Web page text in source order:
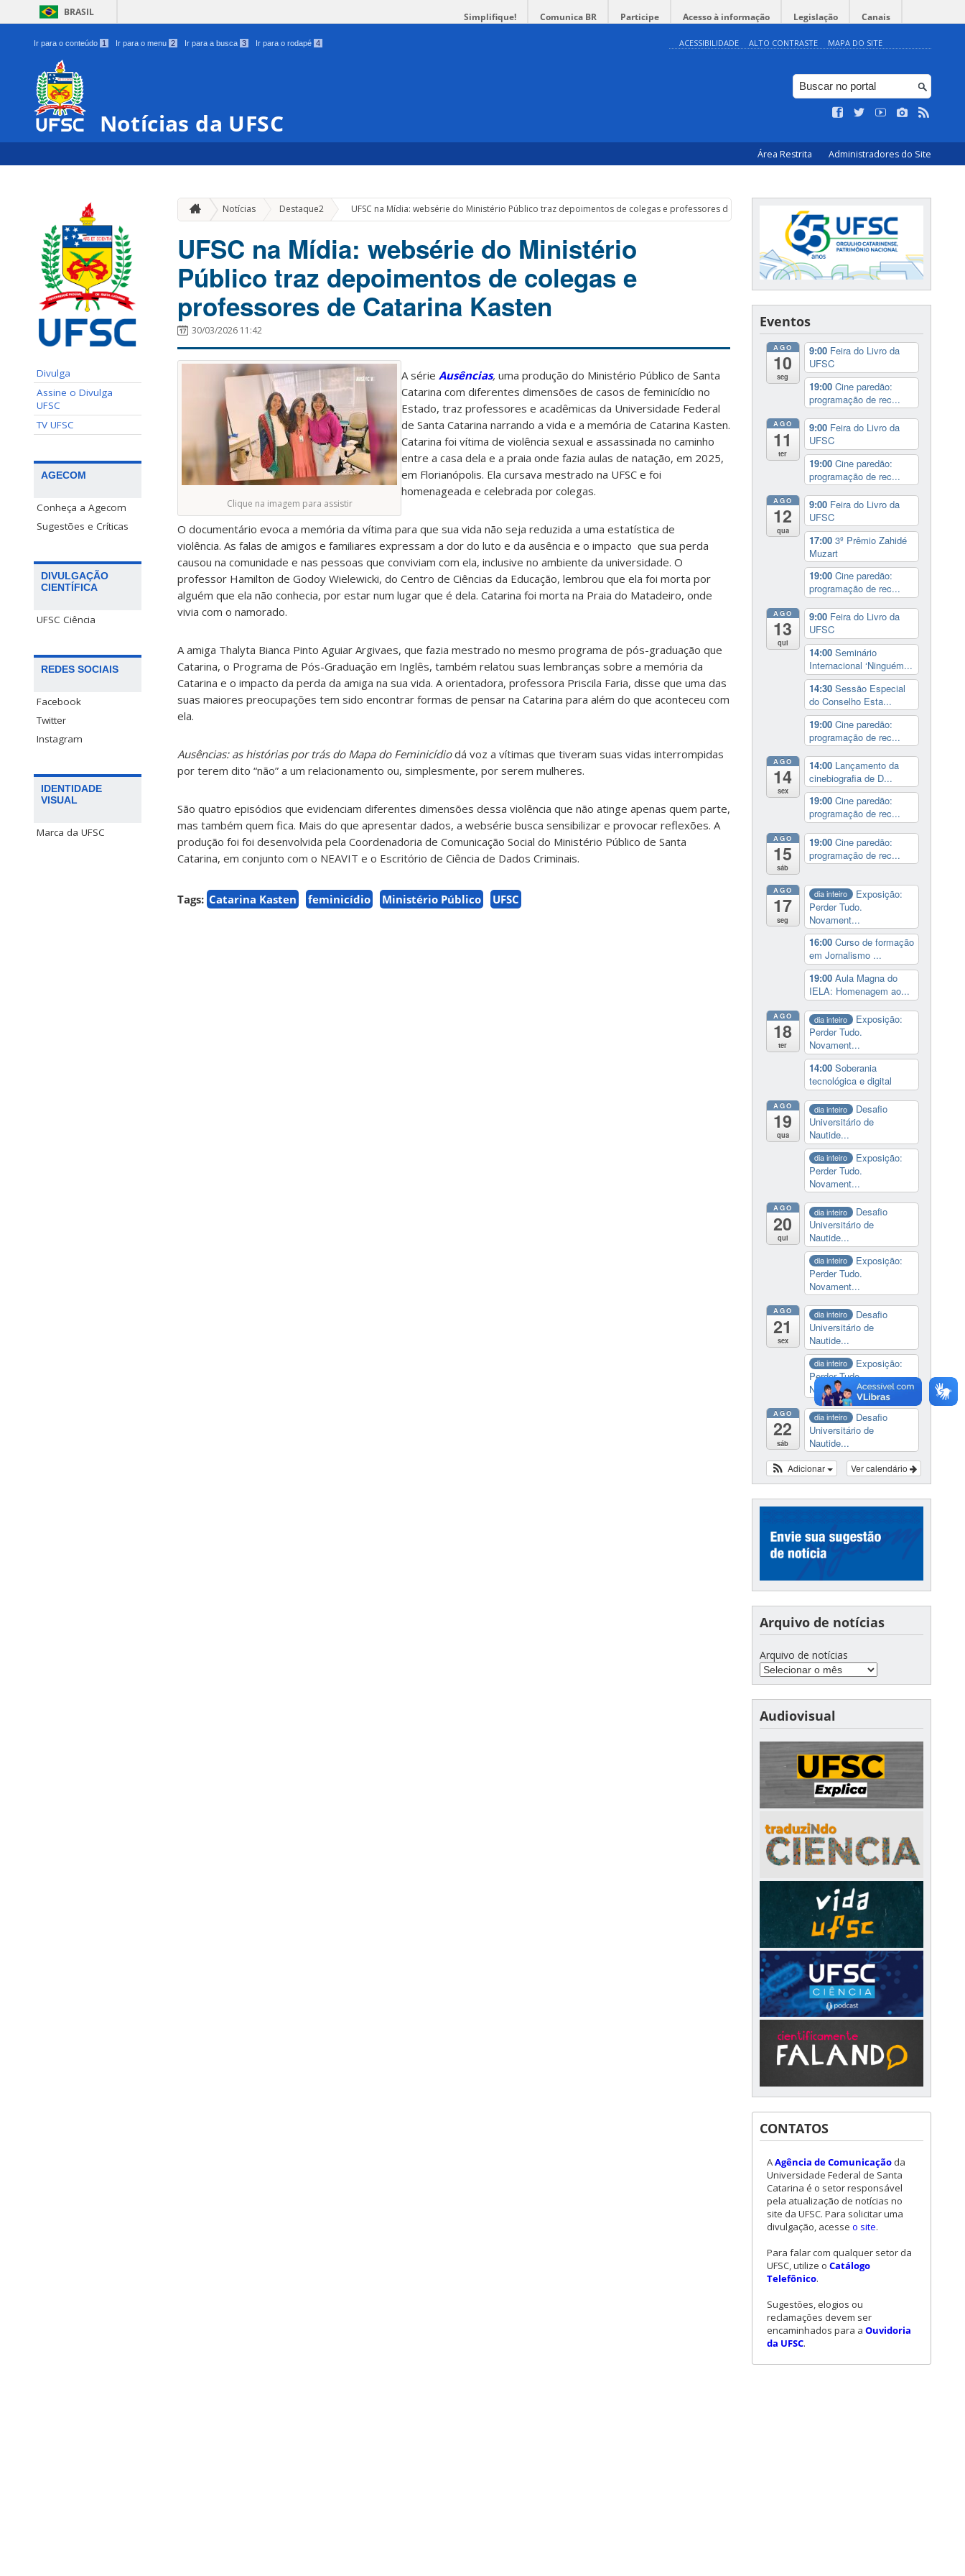
BRASIL Simplifique! Comunica BR Participe Acesso à informação Legislação Canais
Ir para o conteúdo 1 Ir para o menu 2 Ir para a busca 3 Ir para o rodapé 4 ACESSIBILIDADE ALTO CONTRASTE MAPA DO SITE
Notícias da UFSC
Área Restrita Administradores do Site
Divulga
Assine o Divulga
UFSC
TV UFSC
AGECOM
Conheça a Agecom
Sugestões e Críticas
DIVULGAÇÃO
CIENTÍFICA
UFSC Ciência
REDES SOCIAIS
Facebook
Twitter
Instagram
IDENTIDADE
VISUAL
Marca da UFSC
Notícias Destaque2 » UFSC na Mídia: websérie do Ministério Público traz depoimentos de colegas e professores de Catarina Kasten
UFSC na Mídia: websérie do Ministério
Público traz depoimentos de colegas e
professores de Catarina Kasten
30/03/2026 11:42
Clique na imagem para assistir
A série Ausências, uma produção do Ministério Público de Santa
Catarina com diferentes dimensões de casos de feminicídio no
Estado, traz professores e acadêmicas da Universidade Federal
de Santa Catarina narrando a vida e a memória de Catarina Kasten.
Catarina foi vítima de violência sexual e assassinada no caminho
entre a casa dela e a praia onde fazia aulas de natação, em 2025,
em Florianópolis. Ela cursava mestrado na UFSC e foi
homenageada e celebrada por colegas.
O documentário evoca a memória da vítima para que sua vida não seja reduzida a uma estatística de
violência. As falas de amigos e familiares expressam a dor do luto e da ausência e o impacto que sua perda
causou na comunidade e nas pessoas que conviviam com ela, inclusive no ambiente da universidade. O
professor Hamilton de Godoy Wielewicki, do Centro de Ciências da Educação, lembrou que ela foi morta por
alguém que ela não conhecia, por estar num lugar que é dela. Catarina foi morta na Praia do Matadeiro, onde
vivia com o namorado.
A amiga Thalyta Bianca Pinto Aguiar Argivaes, que fazia mestrado no mesmo programa de pós-graduação que
Catarina, o Programa de Pós-Graduação em Inglês, também relatou suas lembranças sobre a memória da
Catarina e o impacto da perda da amiga na sua vida. A orientadora, professora Priscila Faria, disse que uma das
suas maiores preocupações tem sido encontrar formas de pensar na Catarina para além do que aconteceu com
ela.
Ausências: as histórias por trás do Mapa do Feminicídiodá voz a vítimas que tiveram suas vidas interrompidas
por terem dito “não” a um relacionamento ou, simplesmente, por serem mulheres.
São quatro episódios que evidenciam diferentes dimensões dessa violência que não atinge apenas quem parte,
mas também quem fica. Mais do que apresentar dados, a websérie busca sensibilizar e provocar reflexões. A
produção foi foi desenvolvida pela Coordenadoria de Comunicação Social do Ministério Público de Santa
Catarina, em conjunto com o NEAVIT e o Escritório de Ciência de Dados Criminais.
Tags: Catarina Kasten feminicídio Ministério Público UFSC
Eventos
AGO
10
seg
9:00 Feira do Livro da
UFSC
19:00 Cine paredão:
programação de rec...
AGO
11
ter
9:00 Feira do Livro da
UFSC
19:00 Cine paredão:
programação de rec...
AGO
12
qua
9:00 Feira do Livro da
UFSC
17:00 3º Prêmio Zahidé
Muzart
19:00 Cine paredão:
programação de rec...
AGO
13
qui
9:00 Feira do Livro da
UFSC
14:00 Seminário
Internacional ‘Ninguém...
14:30 Sessão Especial
do Conselho Esta...
19:00 Cine paredão:
programação de rec...
AGO
14
sex
14:00 Lançamento da
cinebiografia de D...
19:00 Cine paredão:
programação de rec...
AGO
15
sáb
19:00 Cine paredão:
programação de rec...
AGO
17
seg
dia inteiro
Exposição:
Perder Tudo.
Novament...
16:00 Curso de formação
em Jornalismo ...
19:00 Aula Magna do
IELA: Homenagem ao...
AGO
18
ter
dia inteiro
Exposição:
Perder Tudo.
Novament...
14:00 Soberania
tecnológica e digital
AGO
19
qua
dia inteiro
Desafio
Universitário de
Nautide...
dia inteiro
Exposição:
Perder Tudo.
Novament...
AGO
20
qui
dia inteiro
Desafio
Universitário de
Nautide...
dia inteiro
Exposição:
Perder Tudo.
Novament...
AGO
21
sex
dia inteiro
Desafio
Universitário de
Nautide...
dia inteiro
Exposição:
Perder Tudo.
Novament...
AGO
22
sáb
dia inteiro
Desafio
Universitário de
Nautide...
Ver calendário
Adicionar
Arquivo de notícias
Arquivo de notícias
Audiovisual
CONTATOS
AAgência de Comunicação da
Universidade Federal de Santa
Catarina é o setor responsável
pela atualização de notícias no
site da UFSC. Para solicitar uma
divulgação, acesse o site.
Para falar com qualquer setor da
UFSC, utilize o Catálogo
Telefônico.
Sugestões, elogios ou
reclamações devem ser
encaminhados para a Ouvidoria
da UFSC.